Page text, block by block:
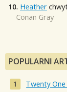
10. Heather
Conan Gray
POPULARNI
Twenty